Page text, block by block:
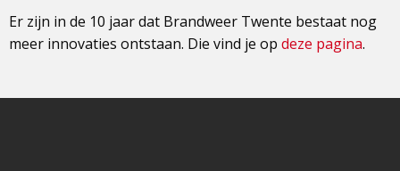
Er zijn in de 10 jaar dat Brandweer Twente bestaat nog
meer innovaties ontstaan. Die vind je op deze pagina.